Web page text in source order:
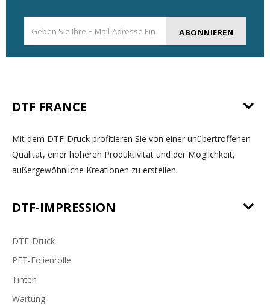
ABONNIEREN
DTF FRANCE
Mit dem DTF-Druck profitieren Sie von einer unübertroffenen
Qualität, einer höheren Produktivität und der Möglichkeit,
außergewöhnliche Kreationen zu erstellen.
DTF-IMPRESSION
DTF-Druck
PET-Folienrolle
Tinten
Wartung